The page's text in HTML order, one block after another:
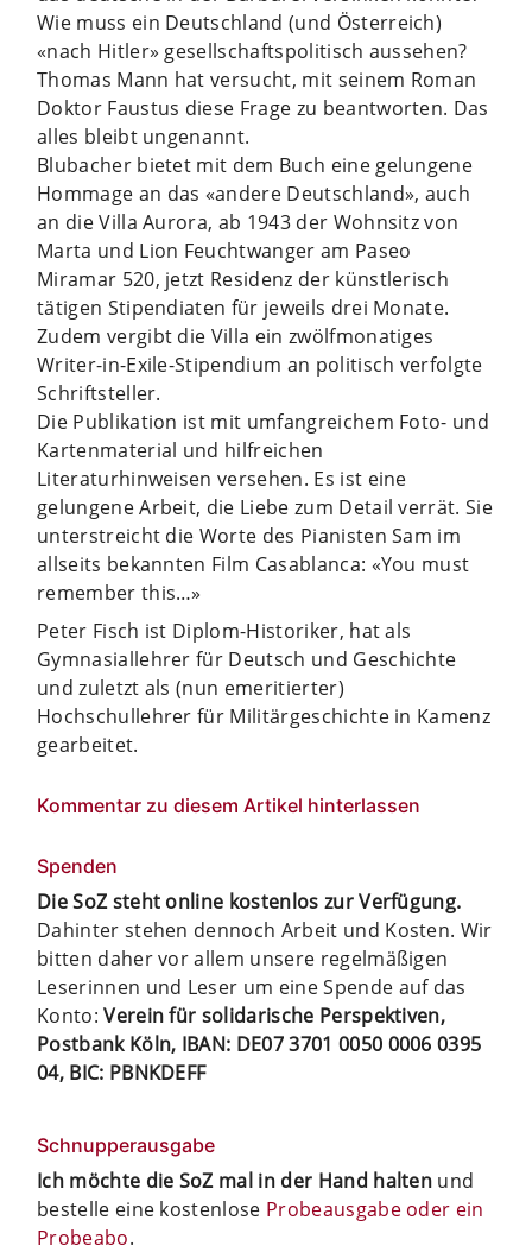
Wie muss ein Deutschland (und Österreich)
«nach Hitler» gesellschaftspolitisch aussehen?
Thomas Mann hat versucht, mit seinem Roman
Doktor Faustus diese Frage zu beantworten. Das
alles bleibt ungenannt.
Blubacher bietet mit dem Buch eine gelungene
Hommage an das «andere Deutschland», auch
an die Villa Aurora, ab 1943 der Wohnsitz von
Marta und Lion Feuchtwanger am Paseo
Miramar 520, jetzt Residenz der künstlerisch
tätigen Stipendiaten für jeweils drei Monate.
Zudem vergibt die Villa ein zwölfmonatiges
Writer-in-Exile-Stipendium an politisch verfolgte
Schriftsteller.
Die Publikation ist mit umfangreichem Foto- und
Kartenmaterial und hilfreichen
Literaturhinweisen versehen. Es ist eine
gelungene Arbeit, die Liebe zum Detail verrät. Sie
unterstreicht die Worte des Pianisten Sam im
allseits bekannten Film Casablanca: «You must
remember this…»
Peter Fisch ist Diplom-Historiker, hat als
Gymnasiallehrer für Deutsch und Geschichte
und zuletzt als (nun emeritierter)
Hochschullehrer für Militärgeschichte in Kamenz
gearbeitet.
Kommentar zu diesem Artikel hinterlassen
Spenden
Die SoZ steht online kostenlos zur Verfügung.
Dahinter stehen dennoch Arbeit und Kosten. Wir
bitten daher vor allem unsere regelmäßigen
Leserinnen und Leser um eine Spende auf das
Konto:Verein für solidarische Perspektiven,
Postbank Köln, IBAN: DE07 3701 0050 0006 0395
04, BIC: PBNKDEFF
Schnupperausgabe
Ich möchte die SoZ mal in der Hand halten und
bestelle eine kostenlose Probeausgabe oder ein
Probeabo.